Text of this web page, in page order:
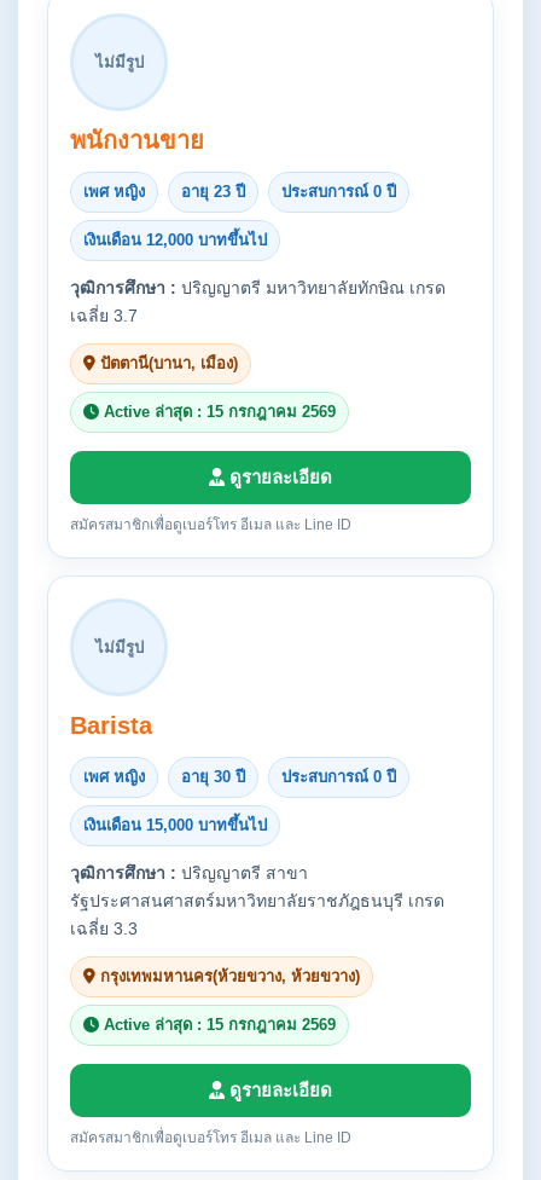
ไม่มีรูป
พนักงานขาย
เพศ หญิง อายุ 23 ปี ประสบการณ์ 0 ปี
เงินเดือน 12,000 บาทขึ้นไป
วุฒิการศึกษา : ปริญญาตรี มหาวิทยาลัยทักษิณ เกรด
เฉลี่ย 3.7
ปัตตานี(บานา, เมือง)
Active ล่าสุด : 15 กรกฎาคม 2569
ดูรายละเอียด
สมัครสมาชิกเพื่อดูเบอร์โทร อีเมล และ Line ID
ไม่มีรูป
Barista
เพศ หญิง อายุ 30 ปี ประสบการณ์ 0 ปี
เงินเดือน 15,000 บาทขึ้นไป
วุฒิการศึกษา : ปริญญาตรี สาขา
รัฐประศาสนศาสตร์มหาวิทยาลัยราชภัฎธนบุรี เกรด
เฉลี่ย 3.3
กรุงเทพมหานคร(ห้วยขวาง, ห้วยขวาง)
Active ล่าสุด : 15 กรกฎาคม 2569
ดูรายละเอียด
สมัครสมาชิกเพื่อดูเบอร์โทร อีเมล และ Line ID